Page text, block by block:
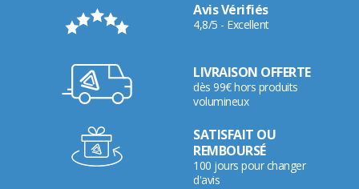
Avis Vérifiés
4,8/5 - Excellent
LIVRAISON OFFERTE
dès 99€ hors produits
volumineux
SATISFAIT OU
REMBOURSÉ
100 jours pour changer
d'avis